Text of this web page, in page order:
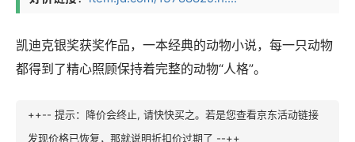
凯迪克银奖获奖作品，一本经典的动物小说，每一只动物
都得到了精心照顾保持着完整的动物“人格”。
++-- 提示：降价会终止, 请快快买之。若是您查看京东活动链接
发现价格已恢复，那就说明折扣价过期了 --++